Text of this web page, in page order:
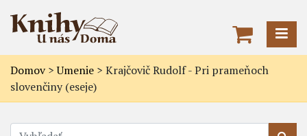
Domov>Umenie > Krajčovič Rudolf - Pri prameňoch
slovenčiny (eseje)